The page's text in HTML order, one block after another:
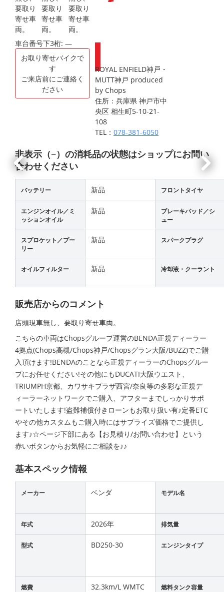
車台番号下3桁: ―
お取り寄せバイクで
す
ご来店前にご連絡く
ださい
もらえます
ROYAL ENFIELD神戸・
MUTT神戸 produced
by Chops
住所：兵庫県 神戸市中
央区 相生町5-10-21-
108
TEL： 078-381-6050
非表示（−）の消耗品の状態はショップにお問い
合わせください
バッテリー 新品 フロントタイヤ
エンジンオイル／ミ
ッションオイル
新品
ブレーキパッド／シ
ュー
スプロケット／プー
リー
新品 スパークプラグ
オイルフィルター 新品 冷却液・クーラント
販売店からのコメント
店頭現車無し、要取り寄せ車両。
こちらの車両はChopsグループ運営のBENDA正規ディーラー
4拠点(Chops高槻/Chops神戸/Chopsグラン大阪/BUZZ)でご購
入頂けます!BENDAのことなら正規ディーラーのChopsグルー
プにお任せください!その他にもDUCATI大阪ウエスト、
TRIUMPH京都、カワサキプラザ西宮/奈良等の多彩な正規デ
ィーラーネットワークでご購入、アフターまでしっかりサポ
ートいたします!盗難補償付きローンもお取り扱い有♪定番ETC
やその他カスタムもご購入時にはサプライズ価格でご提供し
ます♪☆ページ下部にある【お見積り/お問い合わせ】という
赤いボタンからお気軽にご相談を♪♪
基本スペック情報
メーカー ベンダ モデル名
年式 2026年 排気量
型式 BD250-30 エンジンタイプ
燃費
32.3km/L WMTC
燃料タンク容量